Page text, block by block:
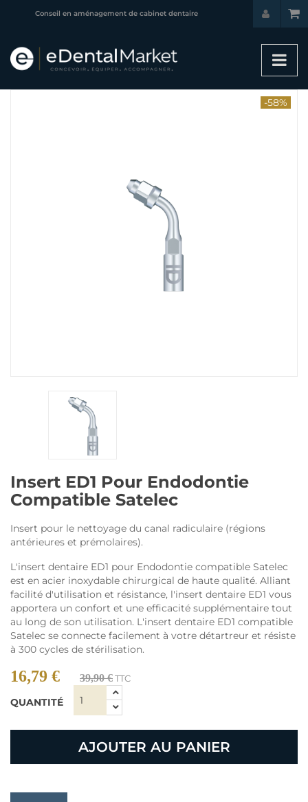
Conseil en aménagement de cabinet dentaire
-58%
Insert ED1 Pour Endodontie
Compatible Satelec
Insert pour le nettoyage du canal radiculaire (régions
antérieures et prémolaires).
L'insert dentaire ED1 pour Endodontie compatible Satelec
est en acier inoxydable chirurgical de haute qualité. Alliant
facilité d'utilisation et résistance, l'insert dentaire ED1 vous
apportera un confort et une efficacité supplémentaire tout
au long de son utilisation. L'insert dentaire ED1 compatible
Satelec se connecte facilement à votre détartreur et résiste
à 300 cycles de stérilisation.
16,79 € 39,90 €TTC
QUANTITÉ
AJOUTER AU PANIER